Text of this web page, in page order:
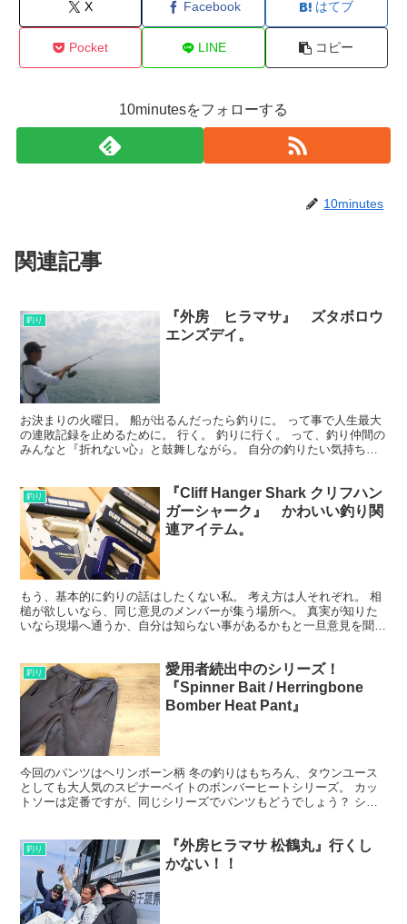
X Facebook はてブ
Pocket LINE コピー
10minutesをフォローする
10minutes
関連記事
釣り
『外房 ヒラマサ』 ズタボロウ
エンズデイ。
お決まりの火曜日。 船が出るんだったら釣りに。 って事で人生最大
の連敗記録を止めるために。 行く。 釣りに行く。 って、釣り仲間の
みんなと『折れない心』と鼓舞しながら。 自分の釣りたい気持ちだ
釣り
『Cliff Hanger Shark クリフハン
ガーシャーク』 かわいい釣り関
連アイテム。
もう、基本的に釣りの話はしたくない私。 考え方は人それぞれ。 相
槌が欲しいなら、同じ意見のメンバーが集う場所へ。 真実が知りた
いなら現場へ通うか、自分は知らない事があるかもと一旦意見を聞い
釣り
愛用者続出中のシリーズ！
『Spinner Bait / Herringbone
Bomber Heat Pant』
今回のパンツはヘリンボーン柄 冬の釣りはもちろん、タウンユース
としても大人気のスピナーベイトのボンバーヒートシリーズ。 カッ
トソーは定番ですが、同じシリーズでパンツもどうでしょう？ シン
釣り
『外房ヒラマサ 松鶴丸』行くし
かない！！